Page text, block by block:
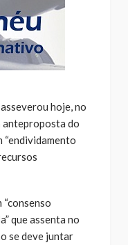
hoje, no
anteproposta do
“endividamento
que assenta no
se deve juntar